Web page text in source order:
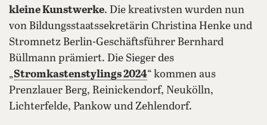
kleine Kunstwerke. Die kreativsten wurden nun
von Bildungsstaatssekretärin Christina Henke und
Stromnetz Berlin-Geschäftsführer Bernhard
Büllmann prämiert. Die Sieger des
„Stromkastenstylings 2024“ kommen aus
Prenzlauer Berg, Reinickendorf, Neukölln,
Lichterfelde, Pankow und Zehlendorf.